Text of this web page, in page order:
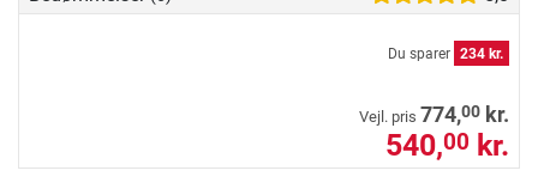
Du sparer 234 kr.
Vejl. pris 774,00 kr.
540,00 kr.